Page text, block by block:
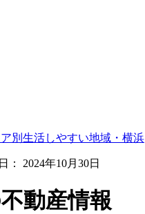
別生活しやすい地域・横浜
： 2024年10月30日
動産情報